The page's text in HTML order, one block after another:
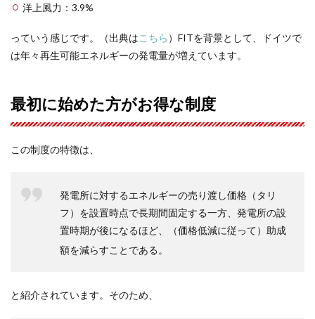
洋上風力：3.9%
っていう感じです。（出典はこちら ）FITを背景として、ドイツで
は年々再生可能エネルギーの発電量が増えています。
最初に始めた方がお得な制度
この制度の特徴は、
発電所に対するエネルギーの売り渡し価格（タリ
フ）を設置時点で長期間固定する一方、発電所の設
置時期が後になるほど、（価格低減に従って）助成
額を減らすことである
と紹介されています。そのため、